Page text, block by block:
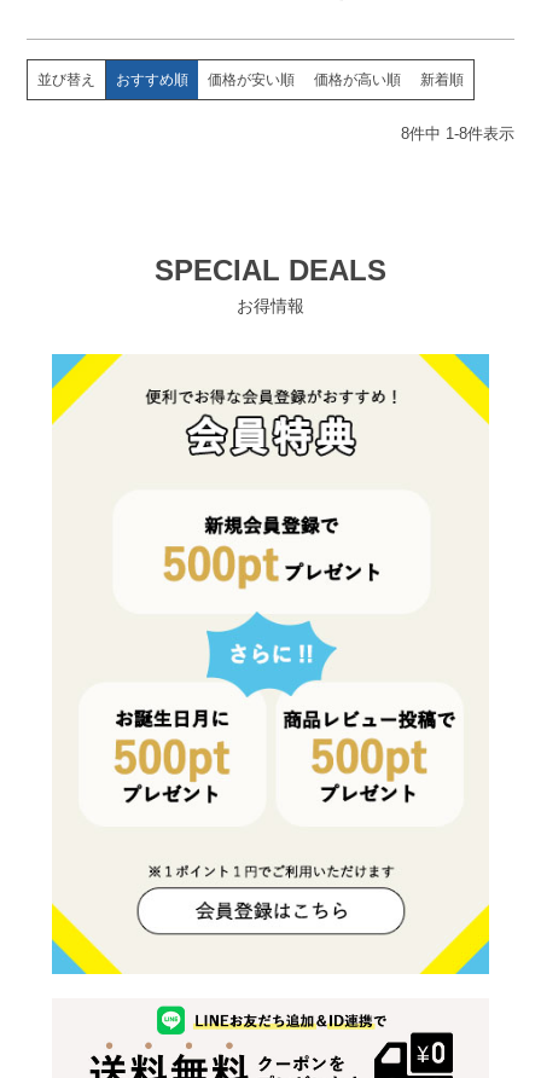
並び替え おすすめ順 価格が安い順 価格が高い順 新着順
8件中 1-8件表示
SPECIAL DEALS
お得情報